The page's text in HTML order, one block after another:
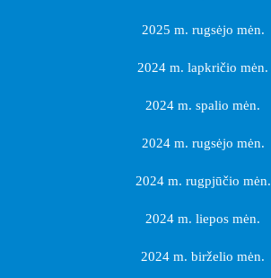
2025 m. rugsėjo mėn.
2024 m. lapkričio mėn.
2024 m. spalio mėn.
2024 m. rugsėjo mėn.
2024 m. rugpjūčio mėn.
2024 m. liepos mėn.
2024 m. birželio mėn.